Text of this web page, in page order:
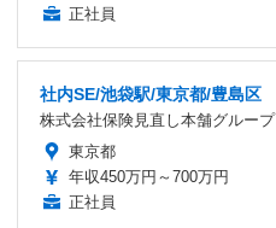
正社員
社内SE/池袋駅/東京都/豊島区
株式会社保険見直し本舗グループ
東京都
年収450万円～700万円
正社員